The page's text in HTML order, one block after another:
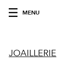
MENU
JOAILLERIE